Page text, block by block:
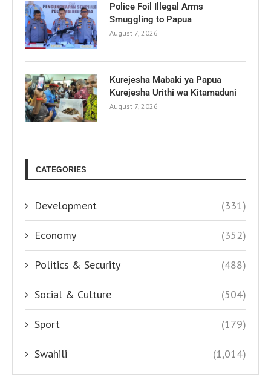
Police Foil Illegal Arms
Smuggling to Papua
August 7, 2026
Kurejesha Mabaki ya Papua
Kurejesha Urithi wa Kitamaduni
August 7, 2026
CATEGORIES
Development (331)
Economy (352)
Politics & Security (488)
Social & Culture (504)
Sport (179)
Swahili (1,014)